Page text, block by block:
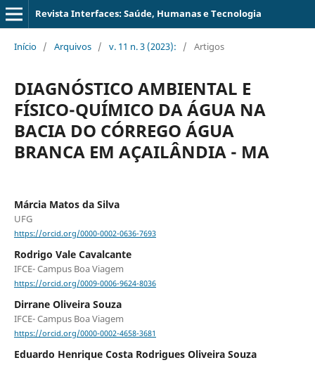
Revista Interfaces: Saúde, Humanas e Tecnologia
Início / Arquivos / v. 11 n. 3 (2023): / Artigos
DIAGNÓSTICO AMBIENTAL E
FÍSICO-QUÍMICO DA ÁGUA NA
BACIA DO CÓRREGO ÁGUA
BRANCA EM AÇAILÂNDIA - MA
Márcia Matos da Silva
UFG
https://orcid.org/0000-0002-0636-7693
Rodrigo Vale Cavalcante
IFCE- Campus Boa Viagem
https://orcid.org/0009-0006-9624-8036
Dirrane Oliveira Souza
IFCE- Campus Boa Viagem
https://orcid.org/0000-0002-4658-3681
Eduardo Henrique Costa Rodrigues Oliveira Souza